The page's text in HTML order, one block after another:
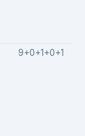
9+0+1+0+1